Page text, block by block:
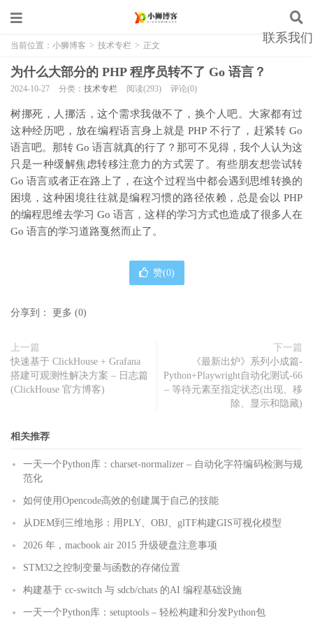
联系我们
当前位置： 小狮博客 > 技术专栏 > 正文
为什么大部分的 PHP 程序员转不了 Go 语言？
2024-10-27 分类： 技术专栏 阅读(293) 评论(0)
树挪死，人挪活，这个需求我做不了，换个人吧。大家都有过
这种经历吧，放在编程语言身上就是 PHP 不行了，赶紧转 Go
语言吧。那转 Go 语言就真的行了？那可不见得，我个人认为这
只是一种缓解焦虑转移注意力的方式罢了。有些朋友想尝试转
Go 语言或者正在路上了，在这个过程当中都会遇到思维转换的
困境，这种困境往往就是编程习惯的路径依赖，总是会以 PHP
的编程思维去学习 Go 语言，这样的学习方式也造成了很多人在
Go 语言的学习道路戛然而止了。
赞(0)
分享到： 更多 (0)
上一篇
快速基于 ClickHouse + Grafana
搭建可观测性解决方案 – 日志篇
(ClickHouse 官方博客)
下一篇
《最新出炉》系列小成篇-
Python+Playwright自动化测试-66
– 等待元素至指定状态(出现、移
除、显示和隐藏)
相关推荐
一天一个Python库：charset-normalizer – 自动化字符编码检测与规
范化
如何使用Opencode高效的创建属于自己的技能
从DEM到三维地形：用PLY、OBJ、glTF构建GIS可视化模型
2026 年，macbook air 2015 升级硬盘注意事项
STM32之控制变量与函数的存储位置
构建基于 cc-switch 与 sdcb/chats 的AI 编程基础设施
一天一个Python库：setuptools – 轻松构建和分发Python包